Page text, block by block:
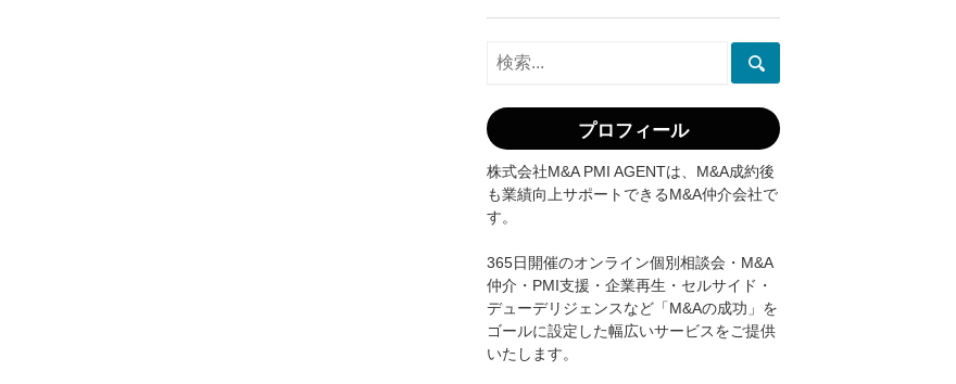
プロフィール
株式会社M&A PMI AGENTは、M&A成約後
も業績向上サポートできるM&A仲介会社で
す。
365日開催のオンライン個別相談会・M&A
仲介・PMI支援・企業再生・セルサイド・
デューデリジェンスなど「M&Aの成功」を
ゴールに設定した幅広いサービスをご提供
いたします。